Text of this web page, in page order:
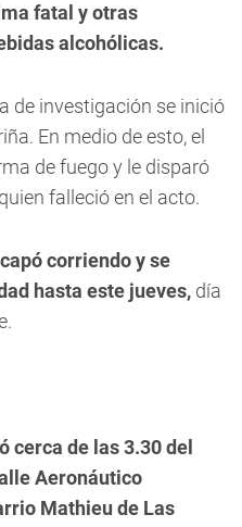
fatal y otras
alcohólicas.
de investigación se inició
En medio de esto, el
de fuego y le disparó
falleció en el acto.
corriendo y se
hasta este jueves, día
cerca de las 3.30 del
Aeronáutico
Mathieu de Las